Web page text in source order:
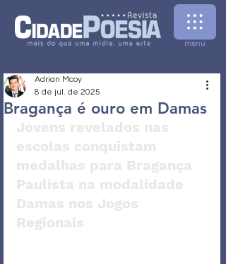
menu
Bragança é ouro em Damas
Adrian Mcoy
8 de jul. de 2025